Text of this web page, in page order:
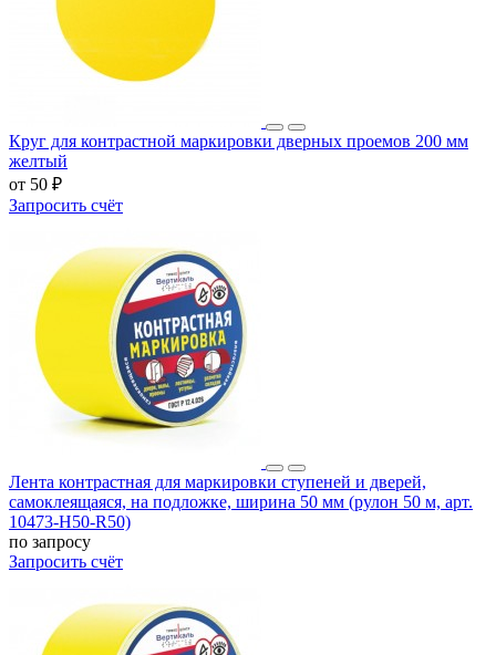
Круг для контрастной маркировки дверных проемов 200 мм
желтый
от 50 ₽
Запросить счёт
Лента контрастная для маркировки ступеней и дверей,
самоклеящаяся, на подложке, ширина 50 мм (рулон 50 м, арт.
10473-H50-R50)
по запросу
Запросить счёт